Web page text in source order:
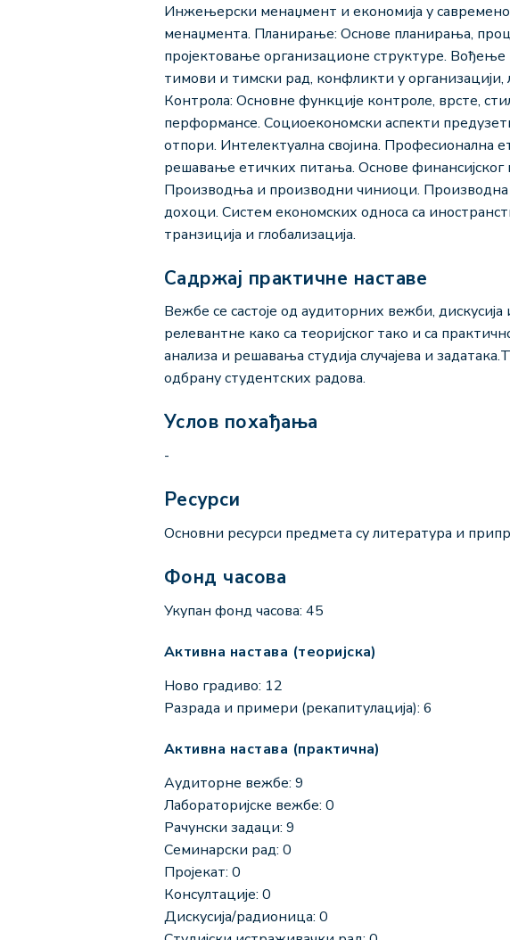
Инжењерски менаџмент и економија у
менаџмента. Планирање: Основе планирања,
пројектовање организационе структуре.
тимови и тимски рад, конфликти у
Контрола: Основне функције контроле, врсте,
перформансе. Социоекономски аспекти
отпори. Интелектуална својина.
решавање етичких питања. Основе
Производња и производни чиниоци.
дохоци. Систем економских односа са
транзиција и глобализација.
Садржај практичне наставе
Вежбе се састоје од аудиторних вежби,
релевантне како са теоријског тако и са
анализа и решавања студија случајева и
одбрану студентских радова.
Услов похађања
-
Ресурси
Основни ресурси предмета су литература и
Фонд часова
Укупан фонд часова: 45
Активна настава (теоријска)
Ново градиво: 12
Разрада и примери (рекапитулација): 6
Активна настава (практична)
Аудиторне вежбе: 9
Лабораторијске вежбе: 0
Рачунски задаци: 9
Семинарски рад: 0
Пројекат: 0
Консултације: 0
Дискусија/радионица: 0